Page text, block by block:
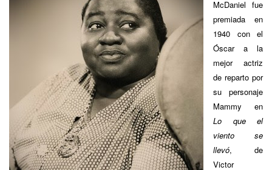
McDaniel fue
premiada en
1940 con el
Óscar a la
mejor actriz
de reparto por
su personaje
Mammy en
Lo que el
viento se
llevó, de
Victor